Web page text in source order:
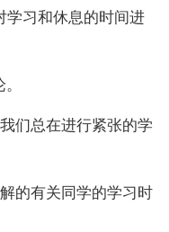
学习和休息的时间进
们总在进行紧张的学
的有关同学的学习时